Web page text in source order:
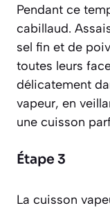
Pendant ce
cabillaud.
sel fin et de
toutes leurs
délicatement
vapeur, en
une cuisson
Étape 3
La cuisson